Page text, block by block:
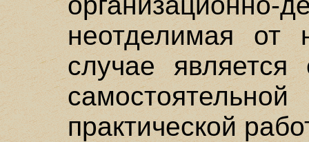
неотделимая
случае
практической